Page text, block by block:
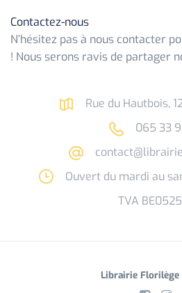
Contactez-nous
N’hésitez pas à nous contacter
! Nous serons ravis de partager
Rue du Hautbois,
065 33
Ouvert du mardi au
TVA
Librairie Florilège